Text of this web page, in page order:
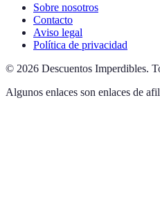
Sobre nosotros
Contacto
Aviso legal
Política de privacidad
© 2026 Descuentos Imperdibles.
Algunos enlaces son enlaces de